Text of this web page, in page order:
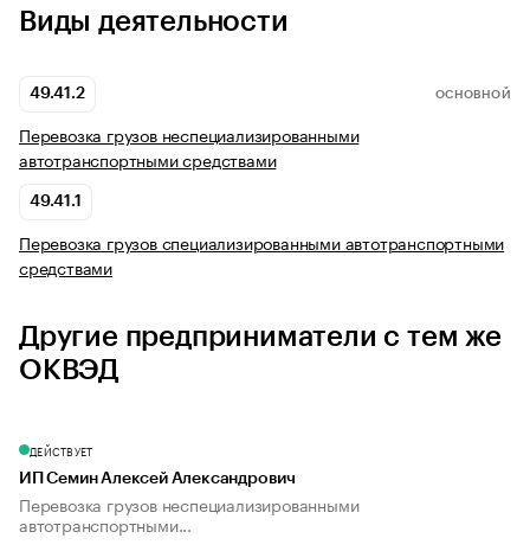
Виды деятельности
49.41.2 ОСНОВНОЙ
Перевозка грузов неспециализированными
автотранспортными средствами
49.41.1
Перевозка грузов специализированными автотранспортными
средствами
Другие предприниматели с тем же
ОКВЭД
ДЕЙСТВУЕТ
ИП Семин Алексей Александрович
Перевозка грузов неспециализированными
автотранспортными...